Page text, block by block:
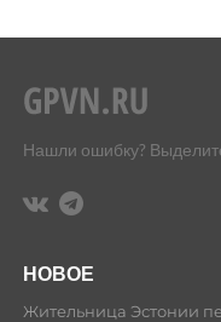
Нашли ошибку?
НОВОЕ
Жительница Эстонии